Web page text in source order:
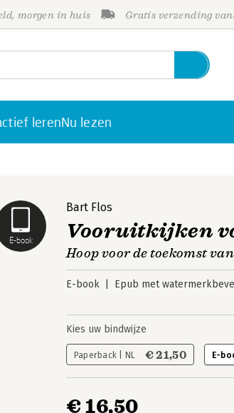
morgen in huis Gratis verzending
lerenNu lezen
E-book
Bart Flos
Vooruitkijken
Hoop voor de toekomst
E-book Epub met
Kies uw bindwijze
Paperback | NL € 21,50 E-
€ 16,50